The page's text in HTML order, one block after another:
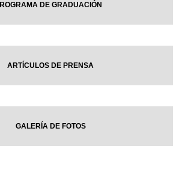
ROGRAMA DE GRADUACIÓN
ARTÍCULOS DE PRENSA
GALERÍA DE FOTOS